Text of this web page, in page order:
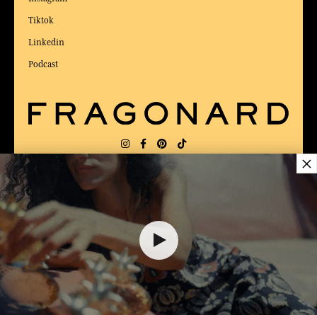
$ 70.00
1
DEM WARENKORB HINZUFÜGEN
Tiktok
Linkedin
Podcast
LIEFERUNG: US
ZUM BESTEN ONLINE-COMMERCE-SITE
2025 vom Magazin Capital gewählt
×